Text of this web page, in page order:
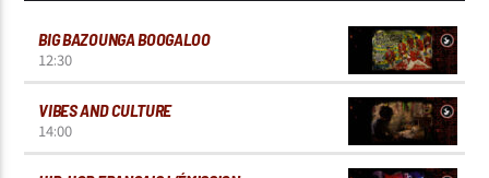
BIG BAZOUNGA BOOGALOO
12:30
VIBES AND CULTURE
14:00